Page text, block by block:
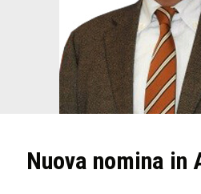
Nuova nomina in